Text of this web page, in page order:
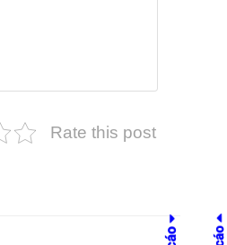
Rate this post